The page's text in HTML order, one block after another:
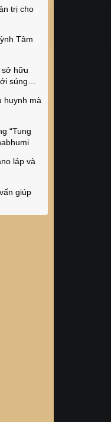
trị cho
Tâm
sở hữu
súng
huynh mà
“Tung
láp và
giúp